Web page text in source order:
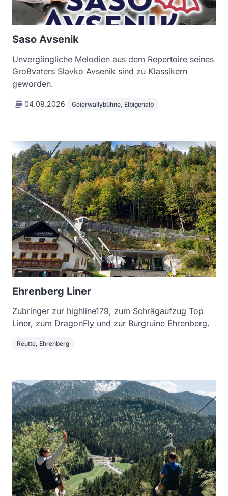
Saso Avsenik
Unvergängliche Melodien aus dem Repertoire seines
Großvaters Slavko Avsenik sind zu Klassikern
geworden.
04.09.2026 Geierwallybühne, Elbigenalp
Ehrenberg Liner
Zubringer zur highline179, zum Schrägaufzug Top
Liner, zum DragonFly und zur Burgruine Ehrenberg.
Reutte, Ehrenberg